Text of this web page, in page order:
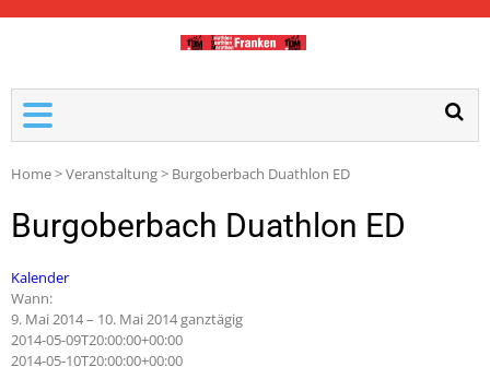
Home>Veranstaltung> Burgoberbach Duathlon ED
Burgoberbach Duathlon ED
Kalender
Wann:
9. Mai 2014 – 10. Mai 2014ganztägig
2014-05-09T20:00:00+00:00
2014-05-10T20:00:00+00:00